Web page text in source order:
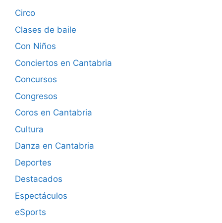
Circo
Clases de baile
Con Niños
Conciertos en Cantabria
Concursos
Congresos
Coros en Cantabria
Cultura
Danza en Cantabria
Deportes
Destacados
Espectáculos
eSports